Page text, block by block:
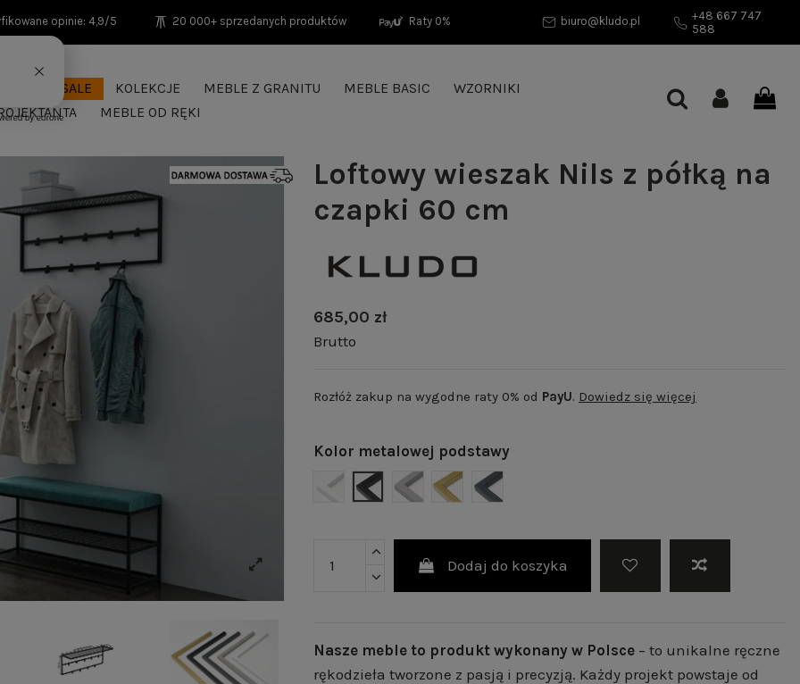
opinie: 4,9/5 20 000+ sprzedanych produktów Raty 0% biuro@kludo.pl
+48 667 747
588
SEASON SALE KOLEKCJE MEBLE Z GRANITU MEBLE BASIC
WZORNIKI
MEBLE OD RĘKI
Loftowy wieszak Nils z półką na
czapki 60 cm
685,00 zł
Brutto
Rozłóż zakup na wygodne raty 0% od PayU. Dowiedz się więcej
Kolor metalowej podstawy
BIAŁY MAT | RAL 9003
CZARNY MAT | RAL 9005
SZARY MAT | RAL 7004
ZŁOTY POŁYSK | RAL 1036
GRAFITOWY MAT | RAL 7024
Dodaj do koszyka
Nasze meble to produkt wykonany w Polsce– to unikalne ręczne
rękodzieła tworzone z pasją i precyzją. Każdy projekt powstaje od